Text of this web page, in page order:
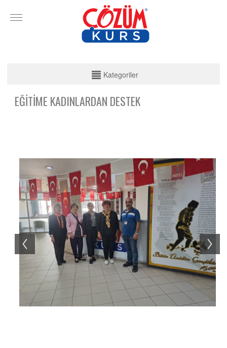
SINAV HABERLERİ
Kategoriler
EĞİTİME KADINLARDAN DESTEK